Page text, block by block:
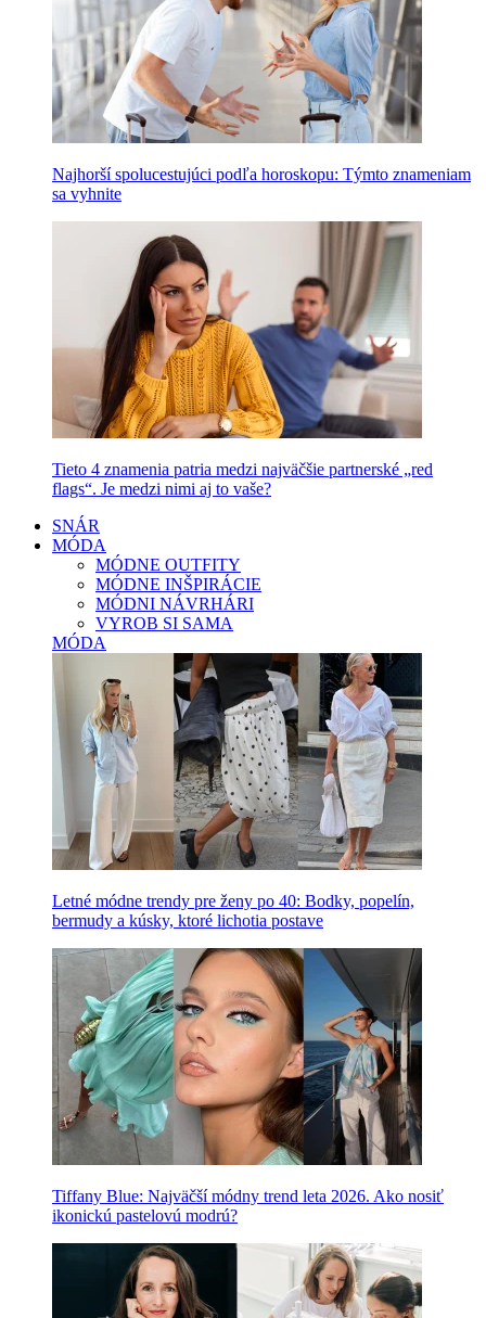
Najhorší spolucestujúci podľa horoskopu: Týmto znameniam
sa vyhnite
Tieto 4 znamenia patria medzi najväčšie partnerské „red
flags“. Je medzi nimi aj to vaše?
SNÁR
MÓDA
MÓDNE OUTFITY
MÓDNE INŠPIRÁCIE
MÓDNI NÁVRHÁRI
VYROB SI SAMA
MÓDA
Letné módne trendy pre ženy po 40: Bodky, popelín,
bermudy a kúsky, ktoré lichotia postave
Tiffany Blue: Najväčší módny trend leta 2026. Ako nosiť
ikonickú pastelovú modrú?